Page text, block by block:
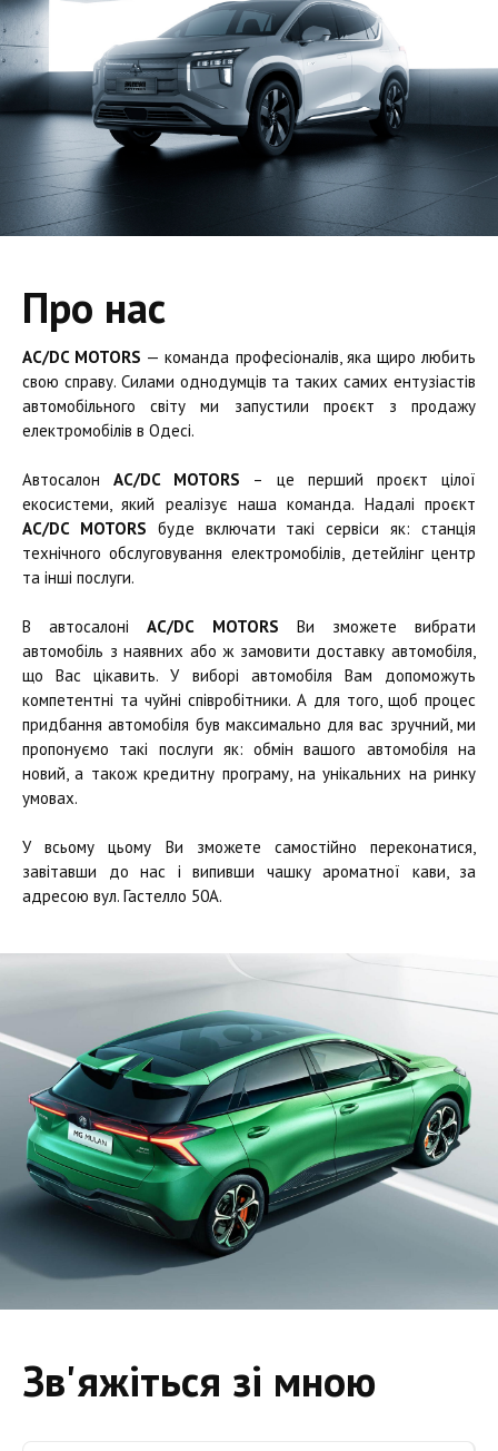
Про нас
AC/DC MOTORS — команда професіоналів, яка щиро любить
свою справу. Силами однодумців та таких самих ентузіастів
автомобільного світу ми запустили проєкт з продажу
електромобілів в Одесі.
АвтосалонAC/DC MOTORS – це перший проєкт цілої
екосистеми, який реалізує наша команда. Надалі проєкт
AC/DC MOTORS буде включати такі сервіси як: станція
технічного обслуговування електромобілів, детейлінг центр
та інші послуги.
В автосалоніAC/DC MOTORS Ви зможете вибрати
автомобіль з наявних або ж замовити доставку автомобіля,
що Вас цікавить. У виборі автомобіля Вам допоможуть
компетентні та чуйні співробітники. А для того, щоб процес
придбання автомобіля був максимально для вас зручний, ми
пропонуємо такі послуги як: обмін вашого автомобіля на
новий, а також кредитну програму, на унікальних на ринку
умовах.
У всьому цьому Ви зможете самостійно переконатися,
завітавши до нас і випивши чашку ароматної кави, за
адресою вул. Гастелло 50А.
Зв'яжіться зі мною